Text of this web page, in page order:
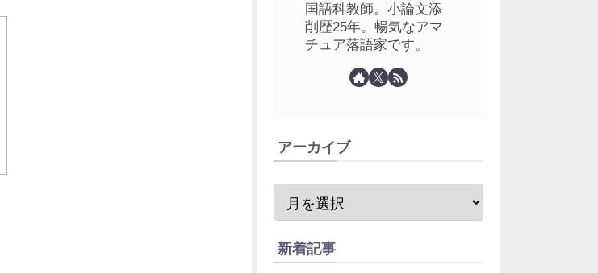
国語科教師。小論文添
削歴25年。暢気なアマ
チュア落語家です。
アーカイブ
新着記事